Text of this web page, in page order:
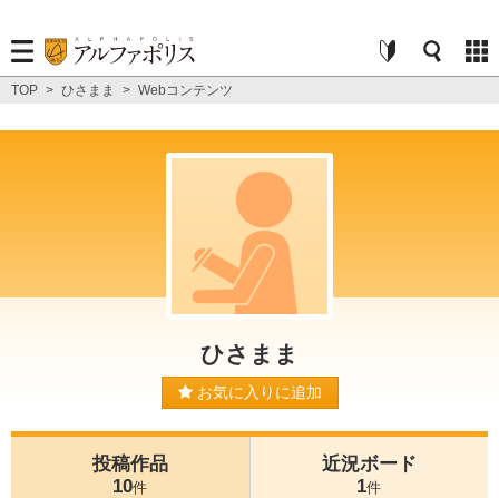
TOP > ひさまま > Webコンテンツ
ひさまま
お気に入りに追加
投稿作品
10件
近況ボード
1件